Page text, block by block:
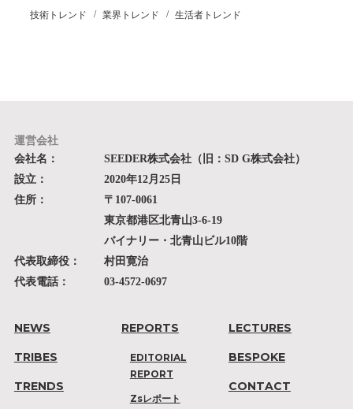
技術トレンド 業界トレンド 生活者トレンド
運営会社
会社名：
SEEDER株式会社（旧：SD G株式会社）
設立：
2020年12月25日
住所：
〒107-0061
東京都港区北青山3-6-19
バイナリー・北青山ビル10階
代表取締役：
村田寛治
代表電話：
03-4572-0697
NEWS
TRIBES
TRENDS
REPORTS
EDITORIAL
REPORT
Zsレポート
LECTURES
BESPOKE
CONTACT